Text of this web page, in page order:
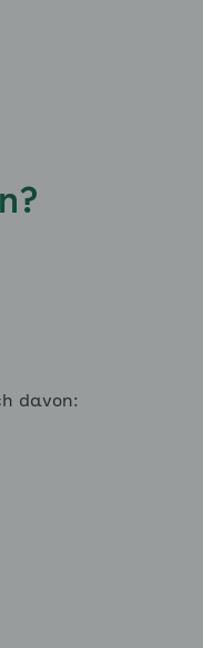
davon: